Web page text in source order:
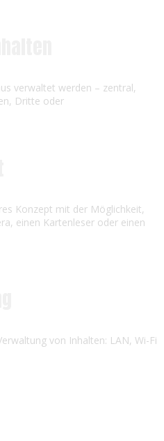
verwaltet werden – zentral,
Dritte oder
Konzept mit der Möglichkeit,
einen Kartenleser oder einen
von Inhalten: LAN, Wi-Fi